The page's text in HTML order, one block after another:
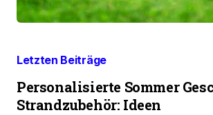
Letzten Beiträge
Personalisierte Sommer
Strandzubehör: Ideen